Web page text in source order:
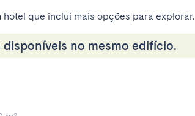
que inclui mais opções para explorar.
no mesmo edifício.